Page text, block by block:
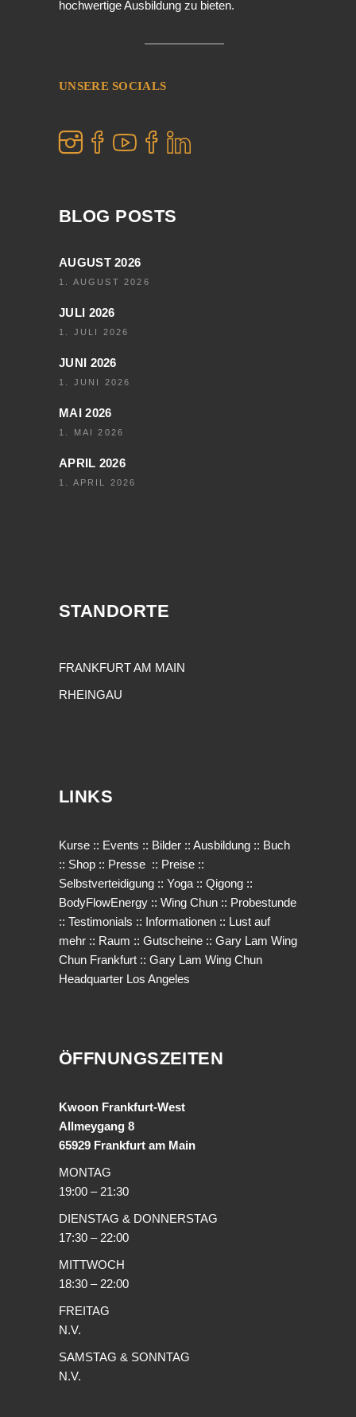
hochwertige Ausbildung zu bieten.
UNSERE SOCIALS
BLOG POSTS
AUGUST 2026
1. AUGUST 2026
JULI 2026
1. JULI 2026
JUNI 2026
1. JUNI 2026
MAI 2026
1. MAI 2026
APRIL 2026
1. APRIL 2026
STANDORTE
FRANKFURT AM MAIN
RHEINGAU
LINKS
Kurse :: Events :: Bilder :: Ausbildung :: Buch
:: Shop :: Presse :: Preise ::
Selbstverteidigung :: Yoga :: Qigong ::
BodyFlowEnergy :: Wing Chun :: Probestunde
:: Testimonials :: Informationen :: Lust auf
mehr :: Raum :: Gutscheine :: Gary Lam Wing
Chun Frankfurt :: Gary Lam Wing Chun
Headquarter Los Angeles
ÖFFNUNGSZEITEN
Kwoon Frankfurt-West
Allmeygang 8
65929 Frankfurt am Main
MONTAG
19:00 – 21:30
DIENSTAG & DONNERSTAG
17:30 – 22:00
MITTWOCH
18:30 – 22:00
FREITAG
N.V.
SAMSTAG & SONNTAG
N.V.